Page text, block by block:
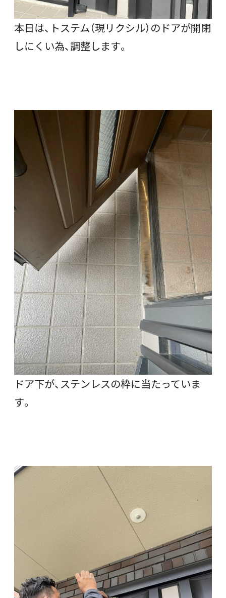
本日は、トステム（現リクシル）のドアが開閉
しにくい為、調整します。
ドア下が、ステンレスの枠に当たっていま
す。